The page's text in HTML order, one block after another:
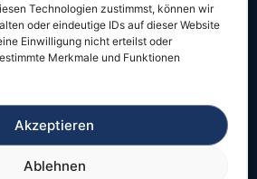
Technologien zustimmst, können wir
oder eindeutige IDs auf dieser Website
Einwilligung nicht erteilst oder
Merkmale und Funktionen
Akzeptieren
Ablehnen
ist nicht in allen Fällen
vor dem Start, ob
onlinefähige
– Bundesweite